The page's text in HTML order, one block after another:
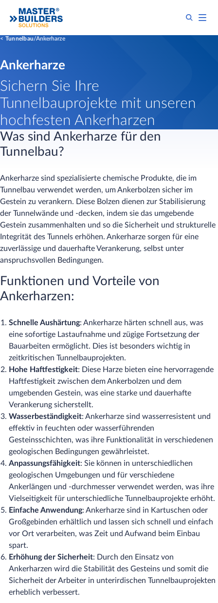
Tunnelbau Ankerharze
Ankerharze
Sichern Sie Ihre
Tunnelbauprojekte mit unseren
hochfesten Ankerharzen
Was sind Ankerharze für den
Tunnelbau?
Ankerharze sind spezialisierte chemische Produkte, die im
Tunnelbau verwendet werden, um Ankerbolzen sicher im
Gestein zu verankern. Diese Bolzen dienen zur Stabilisierung
der Tunnelwände und -decken, indem sie das umgebende
Gestein zusammenhalten und so die Sicherheit und strukturelle
Integrität des Tunnels erhöhen. Ankerharze sorgen für eine
zuverlässige und dauerhafte Verankerung, selbst unter
anspruchsvollen Bedingungen.
Funktionen und Vorteile von
Ankerharzen:
Schnelle Aushärtung: Ankerharze härten schnell aus, was
eine sofortige Lastaufnahme und zügige Fortsetzung der
Bauarbeiten ermöglicht. Dies ist besonders wichtig in
zeitkritischen Tunnelbauprojekten.
Hohe Haftfestigkeit: Diese Harze bieten eine hervorragende
Haftfestigkeit zwischen dem Ankerbolzen und dem
umgebenden Gestein, was eine starke und dauerhafte
Verankerung sicherstellt.
Wasserbeständigkeit: Ankerharze sind wasserresistent und
effektiv in feuchten oder wasserführenden
Gesteinsschichten, was ihre Funktionalität in verschiedenen
geologischen Bedingungen gewährleistet.
Anpassungsfähigkeit: Sie können in unterschiedlichen
geologischen Umgebungen und für verschiedene
Ankerlängen und -durchmesser verwendet werden, was ihre
Vielseitigkeit für unterschiedliche Tunnelbauprojekte erhöht.
Einfache Anwendung: Ankerharze sind in Kartuschen oder
Großgebinden erhältlich und lassen sich schnell und einfach
vor Ort verarbeiten, was Zeit und Aufwand beim Einbau
spart.
Erhöhung der Sicherheit: Durch den Einsatz von
Ankerharzen wird die Stabilität des Gesteins und somit die
Sicherheit der Arbeiter in unterirdischen Tunnelbauprojekten
erheblich verbessert.